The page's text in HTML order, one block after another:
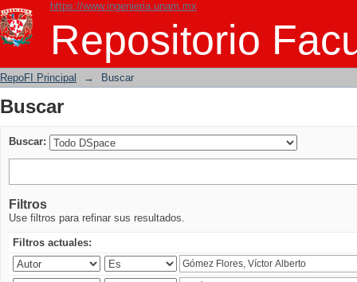
https://www.ingenieria.unam.mx
Repositorio
Buscar
RepoFI Principal → Buscar
Buscar
Buscar:
Filtros
Use filtros para refinar sus resultados.
Filtros actuales: